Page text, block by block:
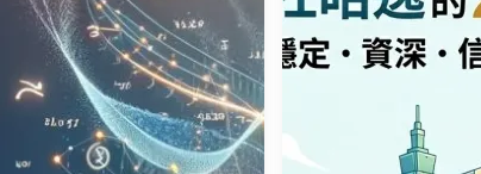
2025股票開戶營業員懶人包 新
手證券開戶與手續費怎麼算都
在這!
股票期貨